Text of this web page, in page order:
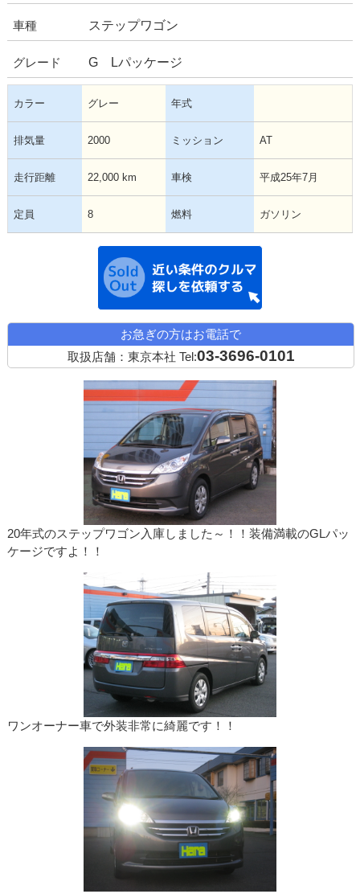
車種 ステップワゴン
グレード G Lパッケージ
カラー グレー 年式
排気量 2000 ミッション AT
走行距離 22,000 km 車検 平成25年7月
定員 8 燃料 ガソリン
お急ぎの方はお電話で
取扱店舗：東京本社 Tel:03-3696-0101
20年式のステップワゴン入庫しました～！！装備満載のGLパッ
ケージですよ！！
ワンオーナー車で外装非常に綺麗です！！